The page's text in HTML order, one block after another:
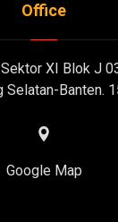
Office
XI Blok J
Selatan-Banten.
Google Map